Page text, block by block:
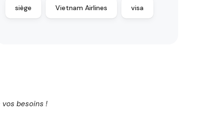
siège Vietnam Airlines visa
besoins !